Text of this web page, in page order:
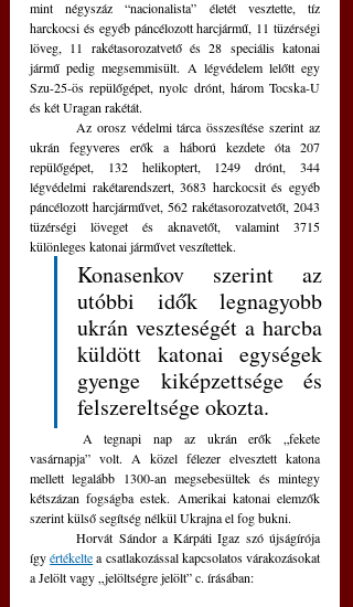
mint négyszáz “nacionalista” életét vesztette, tíz
harckocsi és egyéb páncélozott harcjármű, 11 tüzérségi
löveg, 11 rakétasorozatvető és 28 speciális katonai
jármű pedig megsemmisült. A légvédelem lelőtt egy
Szu-25-ös repülőgépet, nyolc drónt, három Tocska-U
és két Uragan rakétát.
ukrán fegyveres erők a háború kezdete óta 207
repülőgépet, 132 helikoptert, 1249 drónt, 344
légvédelmi rakétarendszert, 3683 harckocsit és egyéb
páncélozott harcjárművet, 562 rakétasorozatvetőt, 2043
tüzérségi löveget és aknavetőt, valamint 3715
különleges katonai járművet veszítettek.
Konasenkov szerint az
utóbbi idők legnagyobb
ukrán veszteségét a harcba
küldött katonai egységek
gyenge kiképzettsége és
felszereltsége okozta.
vasárnapja” volt. A közel félezer elvesztett katona
mellett legalább 1300-an megsebesültek és mintegy
kétszázan fogságba estek. Amerikai katonai elemzők
szerint külső segítség nélkül Ukrajna el fog bukni.
	Horvát Sándor a Kárpáti Igaz szó újságírója
így értékelte a csatlakozással kapcsolatos várakozásokat
a Jelölt vagy „jelöltségre jelölt” c. írásában: